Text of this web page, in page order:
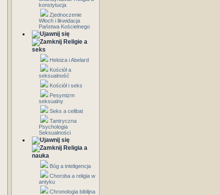
konstytucja
Zjednoczenie
Włoch i likwidacja
Państwa Kościelnego
Religie a
seks
Heloiza i Abelard
Kościół a
seksualność
Kościół i seks
Pesymizm
seksualny
Seks a celibat
Tantryczna
Psychologia
Seksualności
Religia a
nauka
Bóg a inteligencja
Choroba a religia w
antyku
Chronologia biblijna